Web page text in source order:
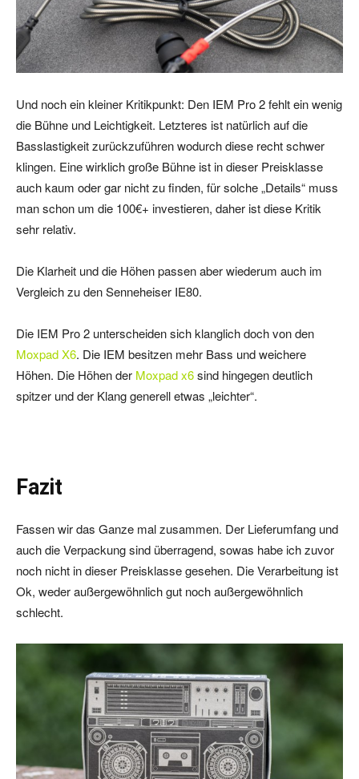
Und noch ein kleiner Kritikpunkt: Den IEM Pro 2 fehlt ein wenig
die Bühne und Leichtigkeit. Letzteres ist natürlich auf die
Basslastigkeit zurückzuführen wodurch diese recht schwer
klingen. Eine wirklich große Bühne ist in dieser Preisklasse
auch kaum oder gar nicht zu finden, für solche „Details“ muss
man schon um die 100€+ investieren, daher ist diese Kritik
sehr relativ.
Die Klarheit und die Höhen passen aber wiederum auch im
Vergleich zu den Senneheiser IE80.
Die IEM Pro 2 unterscheiden sich klanglich doch von den
Moxpad X6. Die IEM besitzen mehr Bass und weichere
Höhen. Die Höhen der Moxpad x6sind hingegen deutlich
spitzer und der Klang generell etwas „leichter“.
Fazit
Fassen wir das Ganze mal zusammen. Der Lieferumfang und
auch die Verpackung sind überragend, sowas habe ich zuvor
noch nicht in dieser Preisklasse gesehen. Die Verarbeitung ist
Ok, weder außergewöhnlich gut noch außergewöhnlich
schlecht.